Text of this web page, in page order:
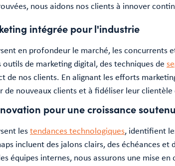
nous aidons nos clients à innover
intégrée pour l'industrie
en profondeur le marché, les concurrents
outils de marketing digital, des techniques de
de nos clients. En alignant les efforts
nouveaux clients et à fidéliser leur
pour une croissance
lestendances technologiques, identifient
incluent des jalons clairs, des échéances et
équipes internes, nous assurons une mise